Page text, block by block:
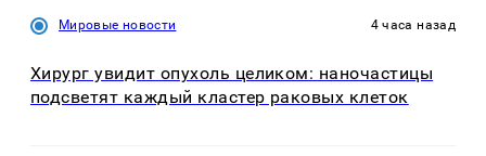
Мировые новости 4 часа назад
Хирург увидит опухоль целиком: наночастицы
подсветят каждый кластер раковых клеток